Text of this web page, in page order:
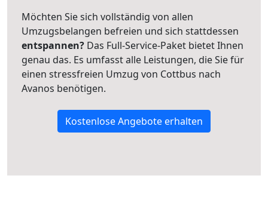
Möchten Sie sich vollständig von allen
Umzugsbelangen befreien und sich stattdessen
entspannen? Das Full-Service-Paket bietet Ihnen
genau das. Es umfasst alle Leistungen, die Sie für
einen stressfreien Umzug von Cottbus nach
Avanos benötigen.
Kostenlose Angebote erhalten